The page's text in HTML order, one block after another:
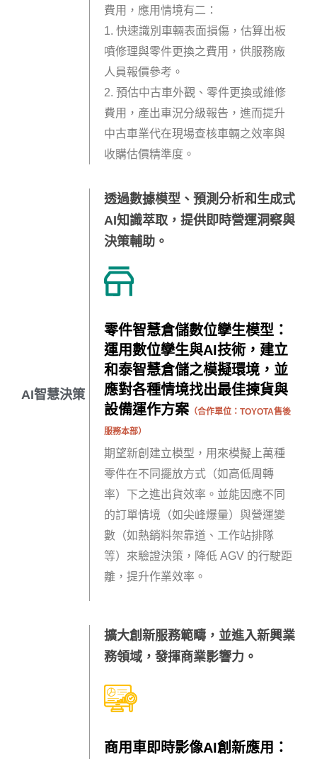
費用，應用情境有二：
1. 快速識別車輛表面損傷，估算出板
噴修理與零件更換之費用 ， 供服務廠
人員報價參考。
2. 預估中古車外觀、零件更換或維修
費用 ， 產出車況分級報告 ， 進而提升
中古車業代在現場查核車輛之效率與
收購估價精準度。
AI智慧決策
透過數據模型、預測分析和生成式
AI知識萃取，提供即時營運洞察與
決策輔助。
零件智慧倉儲數位孿生模型：
運用數位孿生與AI技術，建立
和泰智慧倉儲之模擬環境，並
應對各種情境找出最佳揀貨與
設備運作方案 （合作單位： TOYOTA售後
服務本部）
期望新創建立模型，用來模擬上萬種
零件在不同擺放方式（如高低周轉
率）下之進出貨效率。並能因應不同
的訂單情境（如尖峰爆量）與營運變
數（如熱銷料架靠道、工作站排隊
等）來驗證決策，降低 AGV 的行駛距
離，提升作業效率。
擴大創新服務範疇，並進入新興業
務領域，發揮商業影響力。
商用車即時影像AI創新應用：